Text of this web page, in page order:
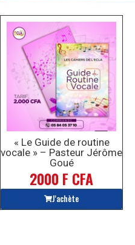
« Le Guide de routine
vocale » – Pasteur Jérôme
Goué
2000 F CFA
J'achète